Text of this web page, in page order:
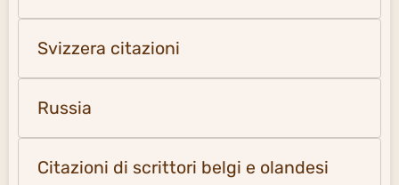
Svizzera citazioni
Russia
Citazioni di scrittori belgi e olandesi